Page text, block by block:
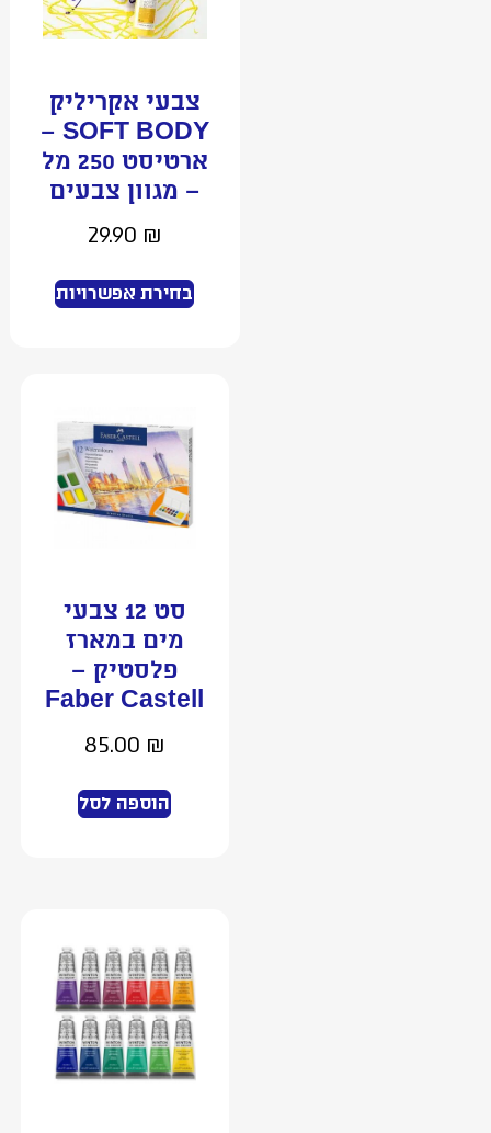
צבעי אקריליק
SOFT BODY –
ארטיסט 250 מל
– מגוון צבעים
29.90₪
בחירת אפשרויות
סט 12 צבעי
מים במארז
פלסטיק –
Faber Castell
85.00₪
הוספה לסל